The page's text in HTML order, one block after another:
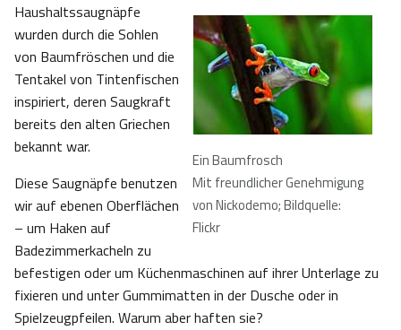
Ein Baumfrosch
Mit freundlicher Genehmigung
von Nickodemo; Bildquelle:
Flickr
Haushaltssaugnäpfe
wurden durch die Sohlen
von Baumfröschen und die
Tentakel von Tintenfischen
inspiriert, deren Saugkraft
bereits den alten Griechen
bekannt war.
Diese Saugnäpfe benutzen
wir auf ebenen Oberflächen
– um Haken auf
Badezimmerkacheln zu
befestigen oder um Küchenmaschinen auf ihrer Unterlage zu
fixieren und unter Gummimatten in der Dusche oder in
Spielzeugpfeilen. Warum aber haften sie?